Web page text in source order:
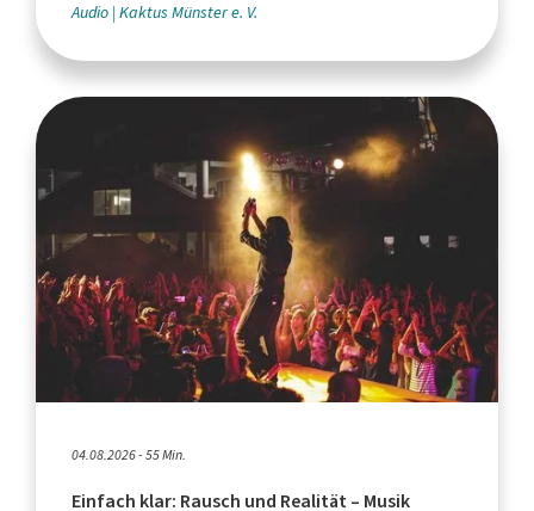
Audio Kaktus Münster e. V.
04.08.2026 - 55 Min.
Einfach klar: Rausch und Realität – Musik